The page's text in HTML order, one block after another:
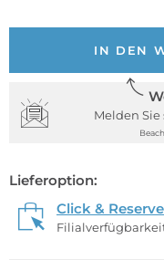
IN DEN
Melden Sie
Lieferoption:
Click & Reserve